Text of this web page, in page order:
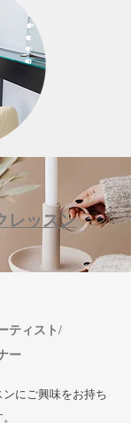
レッスン
ティスト/
ー
にご興味をお持ち